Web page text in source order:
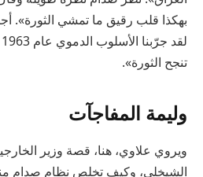
بهكذا قلب رقيق ما تمشي الثورة».
تنجح الثورة».
وليمة المفاجآت
ويروي علاوي، هنا، قصة وزير
الشيخلي، وكيف تخلص نظام صدام